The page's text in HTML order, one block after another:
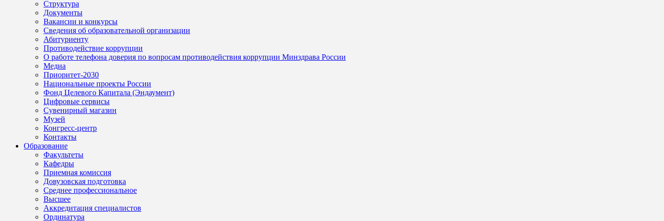
Структура
Документы
Вакансии и конкурсы
Сведения об образовательной организации
Абитуриенту
Противодействие коррупции
О работе телефона доверия по вопросам противодействия коррупции Минздрава России
Медиа
Приоритет-2030
Национальные проекты России
Фонд Целевого Капитала (Эндаумент)
Цифровые сервисы
Сувенирный магазин
Музей
Конгресс-центр
Контакты
Образование
Факультеты
Кафедры
Приемная комиссия
Довузовская подготовка
Среднее профессиональное
Высшее
Аккредитация специалистов
Ординатура